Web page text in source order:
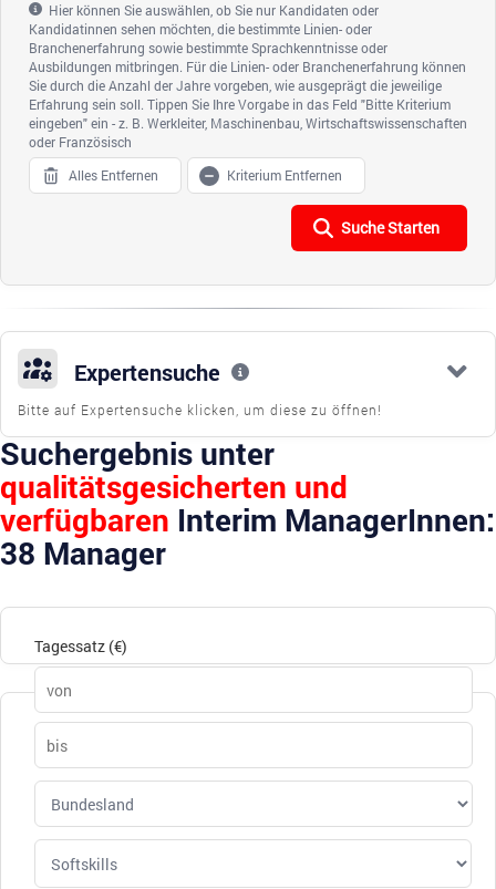
Hier können Sie auswählen, ob Sie nur Kandidaten oder
Kandidatinnen sehen möchten, die bestimmte Linien- oder
Branchenerfahrung sowie bestimmte Sprachkenntnisse oder
Ausbildungen mitbringen. Für die Linien- oder Branchenerfahrung können
Sie durch die Anzahl der Jahre vorgeben, wie ausgeprägt die jeweilige
Erfahrung sein soll. Tippen Sie Ihre Vorgabe in das Feld "Bitte Kriterium
eingeben" ein - z. B. Werkleiter, Maschinenbau, Wirtschaftswissenschaften
oder Französisch
Expertensuche
Bitte auf Expertensuche klicken, um diese zu öffnen!
Suchergebnis unter
qualitätsgesicherten und
verfügbaren Interim ManagerInnen:
38 Manager
Tagessatz (€)